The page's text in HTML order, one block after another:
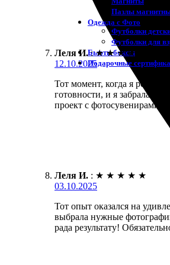
Пазлы
Одежда с Фото
Футболки
Футболки для
Бьюти-боксы
Подарочные
Леля И. : ★ ★ ★ ★
12.10.2025
Тот момент, когда я решила
готовности, и я забрала
проект с фотосувенирами.
Леля И. : ★ ★ ★ ★ ★
03.10.2025
Тот опыт оказался на
выбрала нужные
рада результату!